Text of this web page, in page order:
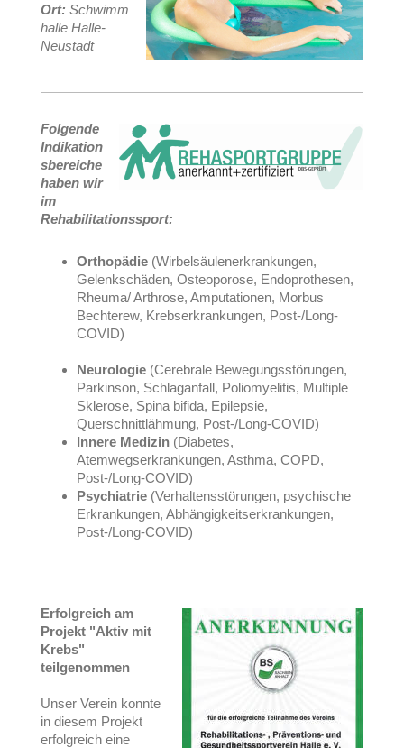
Ort: Schwimm
halle Halle-
Neustadt
Folgende
Indikation
sbereiche
haben wir
im
Rehabilitationssport:
Orthopädie (Wirbelsäulenerkrankungen,
Gelenkschäden, Osteoporose, Endoprothesen,
Rheuma/ Arthrose, Amputationen, Morbus
Bechterew, Krebserkrankungen, Post-/Long-
COVID)
Neurologie (Cerebrale Bewegungsstörungen,
Parkinson, Schlaganfall, Poliomyelitis, Multiple
Sklerose, Spina bifida, Epilepsie,
Querschnittlähmung, Post-/Long-COVID)
Innere Medizin (Diabetes,
Atemwegserkrankungen, Asthma, COPD,
Post-/Long-COVID)
Psychiatrie (Verhaltensstörungen, psychische
Erkrankungen, Abhängigkeitserkrankungen,
Post-/Long-COVID)
Erfolgreich am
Projekt "Aktiv mit
Krebs"
teilgenommen
Unser Verein konnte
in diesem Projekt
erfolgreich eine